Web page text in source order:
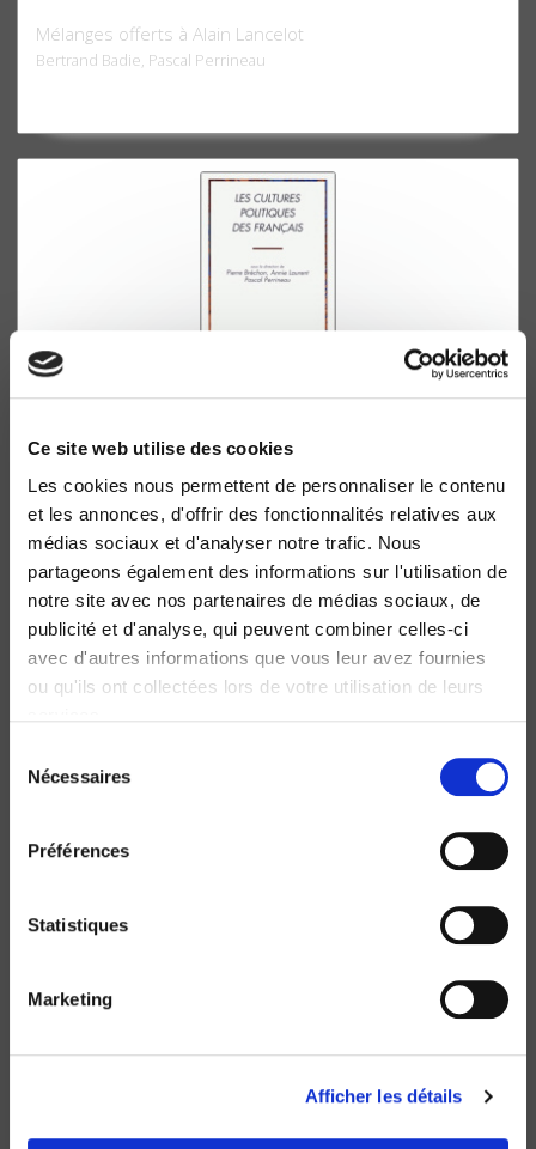
Ce site web utilise des cookies
Les cookies nous permettent de personnaliser le contenu
et les annonces, d'offrir des fonctionnalités relatives aux
médias sociaux et d'analyser notre trafic. Nous
partageons également des informations sur l'utilisation de
notre site avec nos partenaires de médias sociaux, de
publicité et d'analyse, qui peuvent combiner celles-ci
avec d'autres informations que vous leur avez fournies
ou qu'ils ont collectées lors de votre utilisation de leurs
Nécessaires
Préférences
Statistiques
Marketing
Afficher les détails
Mélanges offerts à Alain Lancelot
Bertrand Badie, Pascal Perrineau
Pierre Bréchon, Annie Laurent
Le vote incertain
Pascal Perrineau, Dominique Reynié